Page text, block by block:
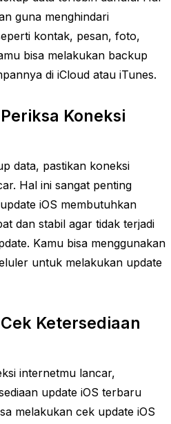
guna menghindari
kontak, pesan, foto,
bisa melakukan backup
di iCloud atau iTunes.
Koneksi
data, pastikan koneksi
Hal ini sangat penting
iOS membutuhkan
dan stabil agar tidak terjadi
Kamu bisa menggunakan
untuk melakukan update
Ketersediaan
internetmu lancar,
update iOS terbaru
melakukan cek update iOS